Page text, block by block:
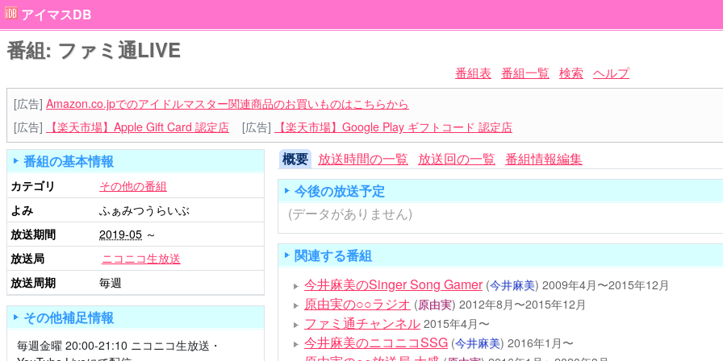
アイマスDB
番組: ファミ通LIVE
番組表 番組一覧 検索 ヘルプ
[広告] Amazon.co.jpでのアイドルマスター関連商品のお買いものはこちらから
[広告]
【楽天市場】Apple Gift Card 認定店 [広告] 【楽天市場】Google Play ギフトコード 認定店
概要 放送時間の一覧 放送回の一覧 番組情報編集
今後の放送予定
(データがありません)
関連する番組
今井麻美のSinger Song Gamer (今井麻美) 2009年4月〜2015年12月
原由実の○○ラジオ (原由実) 2012年8月〜2015年12月
ファミ通チャンネル 2015年4月〜
今井麻美のニコニコSSG (今井麻美) 2016年1月〜
番組の基本情報
カテゴリ
その他の番組
よみ
ふぁみつうらいぶ
放送期間
2019-05 ～
放送局
ニコニコ生放送
放送周期
毎週
その他補足情報
毎週金曜 20:00-21:10 ニコニコ生放送・